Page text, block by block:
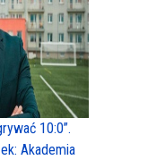
10:0”.
Akademia